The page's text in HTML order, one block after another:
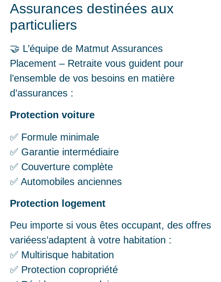
Assurances destinées aux
particuliers
🤝 L’équipe de Matmut Assurances
Placement – Retraite vous guident pour
l’ensemble de vos besoins en matière
d’assurances :
Protection voiture
✅ Formule minimale
✅ Garantie intermédiaire
✅ Couverture complète
✅ Automobiles anciennes
Protection logement
Peu importe si vous êtes occupant, des offres
variéess’adaptent à votre habitation :
✅ Multirisque habitation
✅ Protection copropriété